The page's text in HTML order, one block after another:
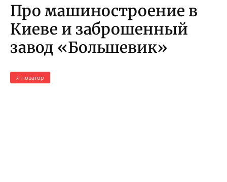
Про машиностроение в
Киеве и заброшенный
завод «Большевик»
Я новатор